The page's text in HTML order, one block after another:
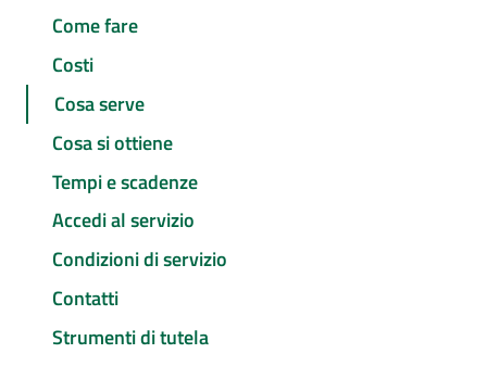
Come fare
Costi
Cosa serve
Cosa si ottiene
Tempi e scadenze
Accedi al servizio
Condizioni di servizio
Contatti
Strumenti di tutela